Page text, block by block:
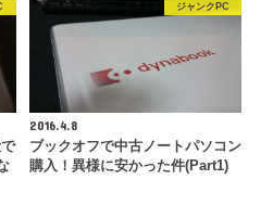
ジャンクPC
2016.4.8
ブックオフで中古ノートパソコン
購入！異様に安かった件(Part1)